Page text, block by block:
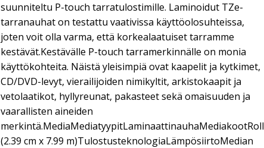
suunniteltu P-touch tarratulostimille. Laminoidut TZe-
tarranauhat on testattu vaativissa käyttöolosuhteissa,
joten voit olla varma, että korkealaatuiset tarramme
kestävät.Kestävälle P-touch tarramerkinnälle on monia
käyttökohteita. Näistä yleisimpiä ovat kaapelit ja kytkimet,
CD/DVD-levyt, vierailijoiden nimikyltit, arkistokaapit ja
vetolaatikot, hyllyreunat, pakasteet sekä omaisuuden ja
vaarallisten aineiden
merkintä.MediaMediatyypitLaminaattinauhaMediakootRoll
(2.39 cm x 7.99 m)TulostusteknologiaLämpösiirtoMedian